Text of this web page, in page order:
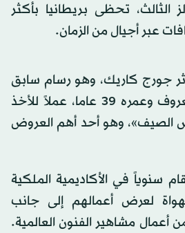
الثالث، تحظى بريطانيا بأكثر
عبر أجيال من الزمان.
قدم آرثر جورج كاريك، وهو رسام سابق
بالألوان المائية غير معروف وعمره 39 عاما، عملاً للأخذ
الصيف»، وهو أحد أهم العروض
سنوياً في الأكاديمية الملكية
لعرض أعمالهم إلى جانب
أعمال مشاهير الفنون العالمية.